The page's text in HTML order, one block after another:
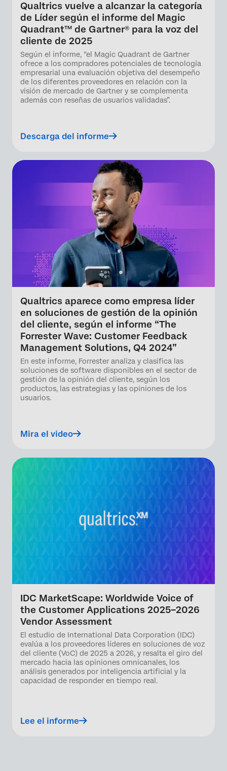
Qualtrics vuelve a alcanzar la categoría
de Líder según el informe del Magic
Quadrant™ de Gartner® para la voz del
cliente de 2025
Según el informe, “el Magic Quadrant de Gartner
ofrece a los compradores potenciales de tecnología
empresarial una evaluación objetiva del desempeño
de los diferentes proveedores en relación con la
visión de mercado de Gartner y se complementa
además con reseñas de usuarios validadas”.
Descarga del informe
Qualtrics aparece como empresa líder
en soluciones de gestión de la opinión
del cliente, según el informe “The
Forrester Wave: Customer Feedback
Management Solutions, Q4 2024”
En este informe, Forrester analiza y clasifica las
soluciones de software disponibles en el sector de
gestión de la opinión del cliente, según los
productos, las estrategias y las opiniones de los
usuarios.
Mira el video
IDC MarketScape: Worldwide Voice of
the Customer Applications 2025–2026
Vendor Assessment
El estudio de International Data Corporation (IDC)
evalúa a los proveedores líderes en soluciones de voz
del cliente (VoC) de 2025 a 2026, y resalta el giro del
mercado hacia las opiniones omnicanales, los
análisis generados por inteligencia artificial y la
capacidad de responder en tiempo real.
Lee el informe